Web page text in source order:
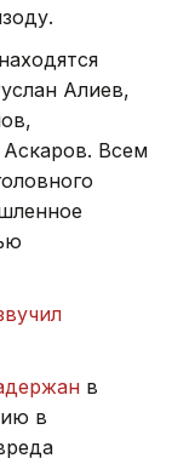
Алиев,
Всем
в
в